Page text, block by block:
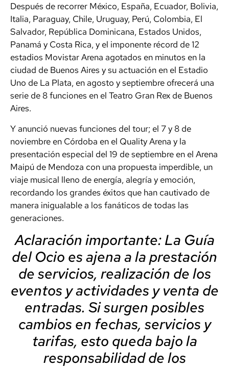
Después de recorrer México, España, Ecuador, Bolivia,
Italia, Paraguay, Chile, Uruguay, Perú, Colombia, El
Salvador, República Dominicana, Estados Unidos,
Panamá y Costa Rica, y el imponente récord de 12
estadios Movistar Arena agotados en minutos en la
ciudad de Buenos Aires y su actuación en el Estadio
Uno de La Plata, en agosto y septiembre ofrecerá una
serie de 8 funciones en el Teatro Gran Rex de Buenos
Aires.
Y anunció nuevas funciones del tour; el 7 y 8 de
noviembre en Córdoba en el Quality Arena y la
presentación especial del 19 de septiembre en el Arena
Maipú de Mendoza con una propuesta imperdible, un
viaje musical lleno de energía, alegría y emoción,
recordando los grandes éxitos que han cautivado de
manera inigualable a los fanáticos de todas las
generaciones.
Aclaración importante: La Guía
del Ocio es ajena a la prestación
de servicios, realización de los
eventos y actividades y venta de
entradas. Si surgen posibles
cambios en fechas, servicios y
tarifas, esto queda bajo la
responsabilidad de los